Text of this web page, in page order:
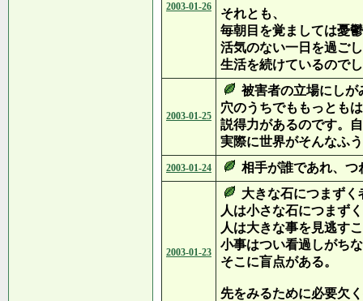
2003-01-26
それとも、
毎朝目を覚ましては憂
活気のない一日を過ご
生活を続けているので
2003-01-25
被害者の立場にしが
穴のうちでももっとも
説得力があるのです。
実際に世界がそんなふ
2003-01-24 相手が誰であれ、つ
2003-01-23
大きな石につまずく
人は小さな石につまず
人は大きな事を見逃す
小事はつい看過しがち
そこに盲点がある。
先をみるために必要欠